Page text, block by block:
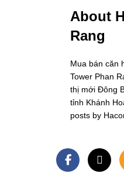
About
Rang
Mua bán căn
Tower Phan
thị mới Đông
tỉnh Khánh
posts by